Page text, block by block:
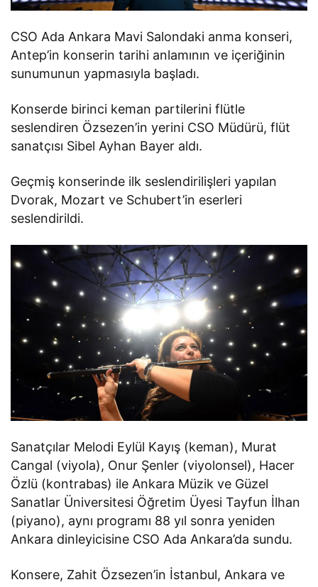
CSO Ada Ankara Mavi Salondaki anma konseri,
Antep’in konserin tarihi anlamının ve içeriğinin
sunumunun yapmasıyla başladı.
Konserde birinci keman partilerini flütle
seslendiren Özsezen’in yerini CSO Müdürü, flüt
sanatçısı Sibel Ayhan Bayer aldı.
Geçmiş konserinde ilk seslendirilişleri yapılan
Dvorak, Mozart ve Schubert’in eserleri
seslendirildi.
Sanatçılar Melodi Eylül Kayış (keman), Murat
Cangal (viyola), Onur Şenler (viyolonsel), Hacer
Özlü (kontrabas) ile Ankara Müzik ve Güzel
Sanatlar Üniversitesi Öğretim Üyesi Tayfun İlhan
(piyano), aynı programı 88 yıl sonra yeniden
Ankara dinleyicisine CSO Ada Ankara’da sundu.
Konsere, Zahit Özsezen’in İstanbul, Ankara ve